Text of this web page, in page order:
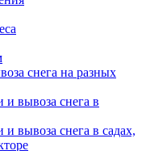
снега на разных
и вывоза снега в
вывоза снега в садах,